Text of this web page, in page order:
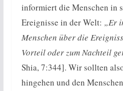
informiert die Menschen in
Ereignisse in der Welt: „Er
Menschen über die
Vorteil oder zum Nachteil
Shia, 7:344]. Wir sollten
hingehen und den